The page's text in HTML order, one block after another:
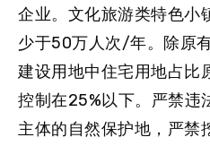
企业。 文化旅游类特色小
少于50万人次/年。除原
建设用地中住宅用地占比
控制在25%以下。严禁违
主体的自然保护地，严禁